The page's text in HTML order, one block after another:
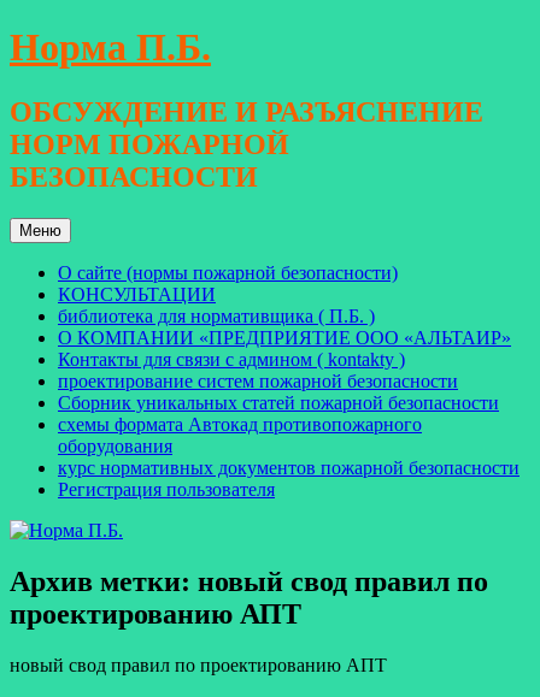
Перейти
к
Норма П.Б.
ОБСУЖДЕНИЕ И РАЗЪЯСНЕНИЕ
НОРМ ПОЖАРНОЙ
БЕЗОПАСНОСТИ
Меню
О сайте (нормы пожарной безопасности)
КОНСУЛЬТАЦИИ
библиотека для нормативщика ( П.Б. )
О КОМПАНИИ «ПРЕДПРИЯТИЕ ООО «АЛЬТАИР»
Контакты для связи с админом ( kontakty )
проектирование систем пожарной безопасности
Сборник уникальных статей пожарной безопасности
схемы формата Автокад противопожарного
оборудования
курс нормативных документов пожарной безопасности
Регистрация пользователя
Архив метки: новый свод правил по
проектированию АПТ
новый свод правил по проектированию АПТ